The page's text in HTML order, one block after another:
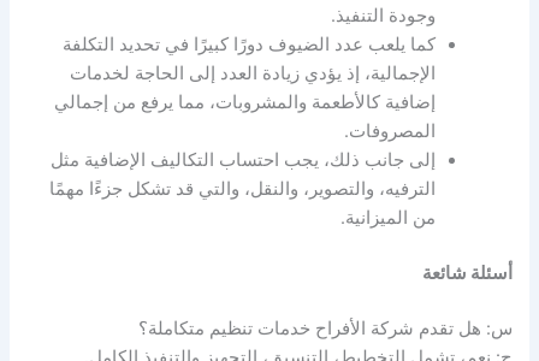
وجودة التنفيذ.
كما يلعب عدد الضيوف دورًا كبيرًا في تحديد التكلفة
الإجمالية، إذ يؤدي زيادة العدد إلى الحاجة لخدمات
إضافية كالأطعمة والمشروبات، مما يرفع من إجمالي
المصروفات.
إلى جانب ذلك، يجب احتساب التكاليف الإضافية مثل
الترفيه، والتصوير، والنقل، والتي قد تشكل جزءًا مهمًا
من الميزانية.
أسئلة شائعة
س: هل تقدم شركة الأفراح خدمات تنظيم متكاملة؟